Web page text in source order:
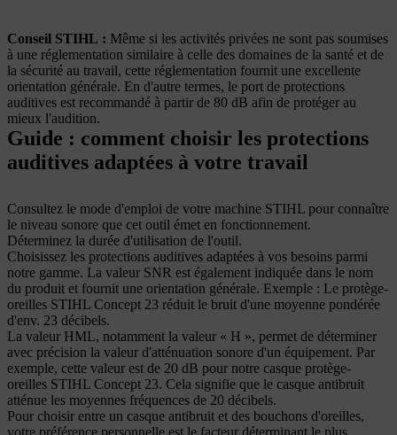
Conseil STIHL : Même si les activités privées ne sont pas soumises
à une réglementation similaire à celle des domaines de la santé et de
la sécurité au travail, cette réglementation fournit une excellente
orientation générale. En d'autre termes, le port de protections
auditives est recommandé à partir de 80 dB afin de protéger au
mieux l'audition.
Guide : comment choisir les protections
auditives adaptées à votre travail
Consultez le mode d'emploi de votre machine STIHL pour connaître
le niveau sonore que cet outil émet en fonctionnement.
Déterminez la durée d'utilisation de l'outil.
Choisissez les protections auditives adaptées à vos besoins parmi
notre gamme. La valeur SNR est également indiquée dans le nom
du produit et fournit une orientation générale. Exemple : Le protège-
oreilles STIHL Concept 23 réduit le bruit d'une moyenne pondérée
d'env. 23 décibels.
La valeur HML, notamment la valeur « H », permet de déterminer
avec précision la valeur d'atténuation sonore d'un équipement. Par
exemple, cette valeur est de 20 dB pour notre casque protège-
oreilles STIHL Concept 23. Cela signifie que le casque antibruit
atténue les moyennes fréquences de 20 décibels.
Pour choisir entre un casque antibruit et des bouchons d'oreilles,